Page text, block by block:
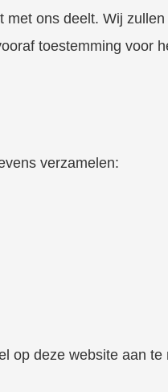
ons deelt. Wij
toestemming voor
verzamelen:
op deze website aan